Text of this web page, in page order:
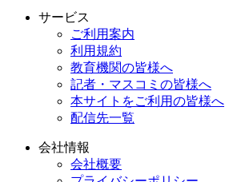
サービス
ご利用案内
利用規約
教育機関の皆様へ
記者・マスコミの皆様へ
本サイトをご利用の皆様へ
配信先一覧
会社情報
会社概要